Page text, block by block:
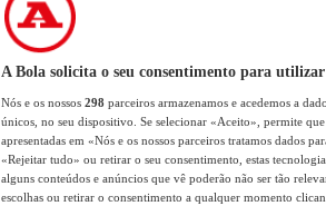
A Bola solicita o seu consentimento para utilizar
Nós e os nossos 298 parceiros armazenamos e acedemos a
únicos, no seu dispositivo. Se selecionar «Aceito», permite
apresentadas em «Nós e os nossos parceiros tratamos dados
«Rejeitar tudo» ou retirar o seu consentimento, estas
alguns conteúdos e anúncios que vê poderão não ser tão
escolhas ou retirar o consentimento a qualquer momento